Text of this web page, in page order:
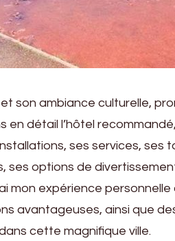
son ambiance culturelle,
détail l’hôtel
ses services, ses
ses options de
mon expérience personnelle
avantageuses, ainsi que
cette magnifique ville.